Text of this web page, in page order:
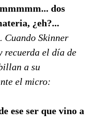
dos
¿eh?...
Cuando Skinner
recuerda el día de
a su
el micro:
ese ser que vino a